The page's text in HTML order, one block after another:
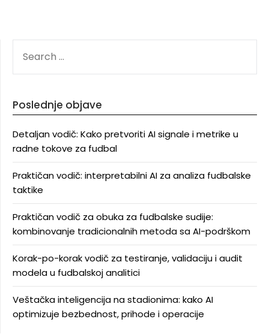
FOR:
Poslednje objave
Detaljan vodič: Kako pretvoriti AI signale i metrike u
radne tokove za fudbal
Praktičan vodič: interpretabilni AI za analiza fudbalske
taktike
Praktičan vodič za obuka za fudbalske sudije:
kombinovanje tradicionalnih metoda sa AI-podrškom
Korak-po-korak vodič za testiranje, validaciju i audit
modela u fudbalskoj analitici
Veštačka inteligencija na stadionima: kako AI
optimizuje bezbednost, prihode i operacije